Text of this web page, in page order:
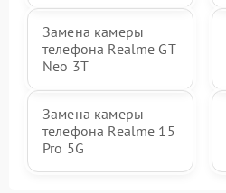
Замена камеры
телефона Realme GT
Neo 3T
Замена камеры
телефона Realme 15
Pro 5G